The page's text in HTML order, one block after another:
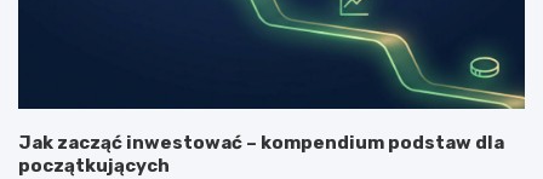
Jak zacząć inwestować – kompendium podstaw dla
początkujących